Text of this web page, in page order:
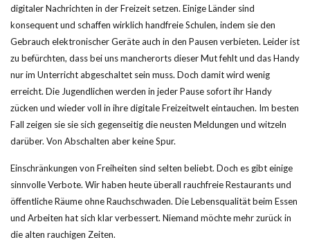
digitaler Nachrichten in der Freizeit setzen. Einige Länder sind
konsequent und schaffen wirklich handfreie Schulen, indem sie den
Gebrauch elektronischer Geräte auch in den Pausen verbieten. Leider ist
zu befürchten, dass bei uns mancherorts dieser Mut fehlt und das Handy
nur im Unterricht abgeschaltet sein muss. Doch damit wird wenig
erreicht. Die Jugendlichen werden in jeder Pause sofort ihr Handy
zücken und wieder voll in ihre digitale Freizeitwelt eintauchen. Im besten
Fall zeigen sie sie sich gegenseitig die neusten Meldungen und witzeln
darüber. Von Abschalten aber keine Spur.
Einschränkungen von Freiheiten sind selten beliebt. Doch es gibt einige
sinnvolle Verbote. Wir haben heute überall rauchfreie Restaurants und
öffentliche Räume ohne Rauchschwaden. Die Lebensqualität beim Essen
und Arbeiten hat sich klar verbessert. Niemand möchte mehr zurück in
die alten rauchigen Zeiten.